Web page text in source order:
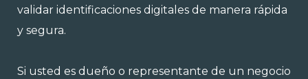
validar identificaciones digitales de manera rápida
y segura.
Si usted es dueño o representante de un negocio